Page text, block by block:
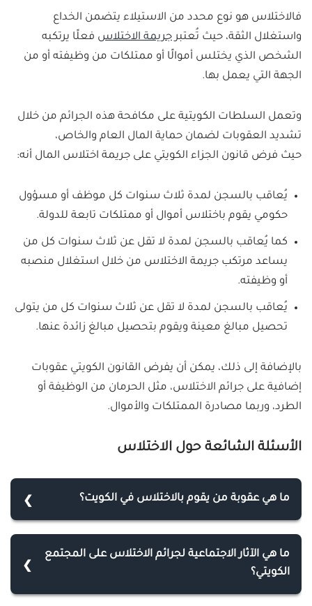
فالاختلاس هو نوع محدد من الاستيلاء يتضمن الخداع
واستغلال الثقة، حيث تُعتبر جريمة الاختلاس فعلًا يرتكبه
الشخص الذي يختلس أموالًا أو ممتلكات من وظيفته أو من
الجهة التي يعمل بها.
وتعمل السلطات الكويتية على مكافحة هذه الجرائم من خلال
تشديد العقوبات لضمان حماية المال العام والخاص،
حيث فرض قانون الجزاء الكويتي على جريمة اختلاس المال أنه:
يُعاقب بالسجن لمدة ثلاث سنوات كل موظف أو مسؤول
حكومي يقوم باختلاس أموال أو ممتلكات تابعة للدولة.
كما يُعاقب بالسجن لمدة لا تقل عن ثلاث سنوات كل من
يساعد مرتكب جريمة الاختلاس من خلال استغلال منصبه
أو وظيفته.
يُعاقب بالسجن لمدة لا تقل عن ثلاث سنوات كل من يتولى
تحصيل مبالغ معينة ويقوم بتحصيل مبالغ زائدة عنها.
بالإضافة إلى ذلك، يمكن أن يفرض القانون الكويتي عقوبات
إضافية على جرائم الاختلاس، مثل الحرمان من الوظيفة أو
الطرد، وربما مصادرة الممتلكات والأموال.
الأسئلة الشائعة حول الاختلاس
ما هي عقوبة من يقوم بالاختلاس في الكويت؟
بالحبس 3 سنوات حبس، وغرامة مالية أقصاها 3000
دينارًا.
ما هي الآثار الاجتماعية لجرائم الاختلاس على المجتمع
الكويتي؟